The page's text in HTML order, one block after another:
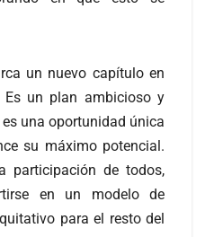
un nuevo capítulo en
un plan ambicioso y
una oportunidad única
su máximo potencial.
participación de todos,
en un modelo de
para el resto del